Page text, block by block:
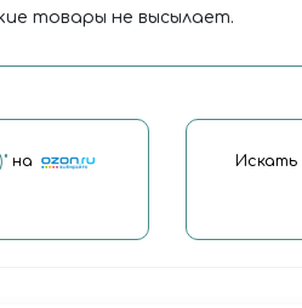
товары не высылает.
на Искать